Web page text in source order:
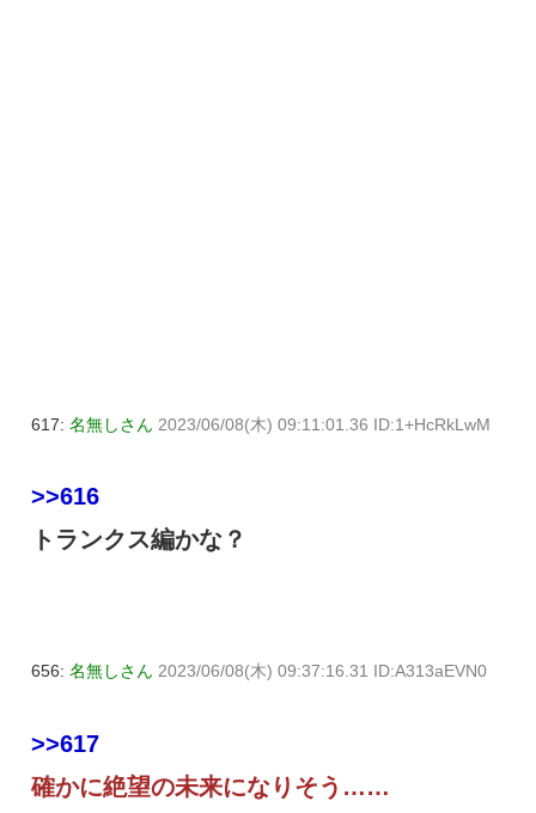
617: 名無しさん 2023/06/08(木) 09:11:01.36 ID:1+HcRkLwM
>>616
トランクス編かな？
656: 名無しさん 2023/06/08(木) 09:37:16.31 ID:A313aEVN0
>>617
確かに絶望の未来になりそう……